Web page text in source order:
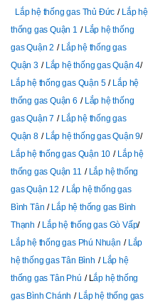
Lắp hệ thống gas Thủ Đức
Lắp hệ
thống gas Quận 1
Lắp hệ thống
gas Quận 2
Lắp hệ thống gas
Quận 3
Lắp hệ thống gas Quận 4
Lắp hệ thống gas Quận 5
Lắp hệ
thống gas Quận 6
Lắp hệ thống
gas Quận 7
Lắp hệ thống gas
Quận 8
Lắp hệ thống gas Quận 9
Lắp hệ thống gas Quận 10
Lắp hệ
thống gas Quận 11
Lắp hệ thống
gas Quận 12
Lắp hệ thống gas
Bình Tân
Lắp hệ thống gas Bình
Thạnh
Lắp hệ thống gas Gò Vấp
Lắp hệ thống gas Phú Nhuận
Lắp
hệ thống gas Tân Bình
Lắp hệ
thống gas Tân Phú
Lắp hệ thống
gas Bình Chánh
Lắp hệ thống gas